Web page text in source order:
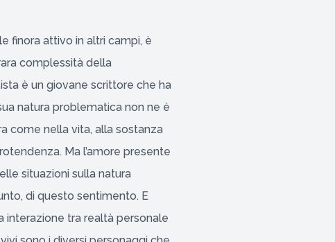
finora attivo in altri campi, è
complessità della
è un giovane scrittore che ha
natura problematica non ne è
come nella vita, alla sostanza
Ma l’amore presente
situazioni sulla natura
di questo sentimento. E
interazione tra realtà personale